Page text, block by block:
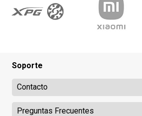
Soporte
Contacto
Preguntas Frecuentes